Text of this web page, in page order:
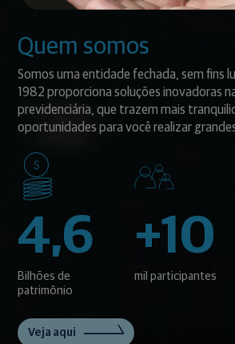
Quem somos
Somos uma entidade fechada, sem fins
1982 proporciona soluções inovadoras
previdenciária, que trazem mais
oportunidades para você realizar
4,6
Bilhões de
patrimônio
+10
mil participantes
Veja aqui